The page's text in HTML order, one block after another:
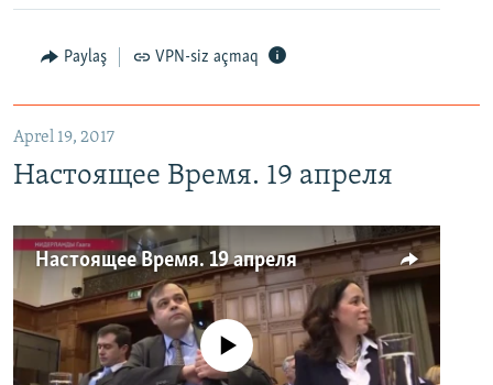
Paylaş VPN-siz açmaq
Aprel 19, 2017
Настоящее Время. 19 апреля
Настоящее Время. 19 апреля
No media source currently available